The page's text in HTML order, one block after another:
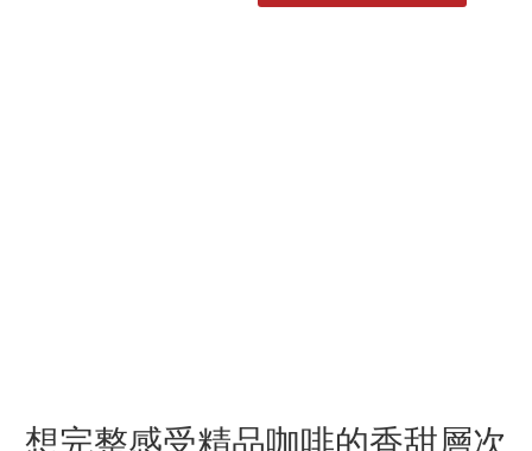
想完整感受精品咖啡的香甜層次